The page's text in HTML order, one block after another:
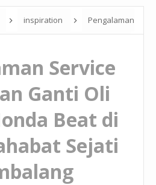
inspiration Pengalaman
Service
Ganti Oli
Beat di
Sejati